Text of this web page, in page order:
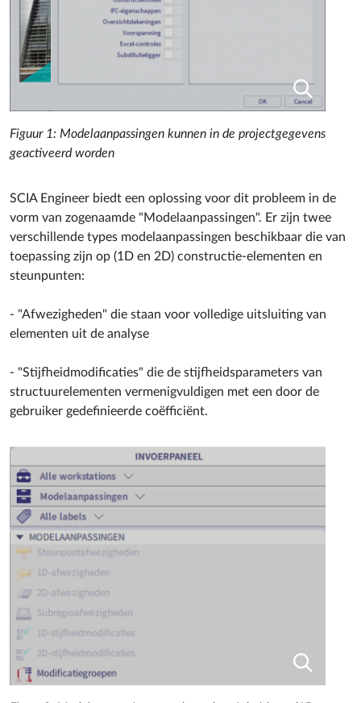
Figuur 1: Modelaanpassingen kunnen in de projectgegevens
geactiveerd worden
SCIA Engineer biedt een oplossing voor dit probleem in de
vorm van zogenaamde "Modelaanpassingen". Er zijn twee
verschillende types modelaanpassingen beschikbaar die van
toepassing zijn op (1D en 2D) constructie-elementen en
steunpunten:
- "Afwezigheden" die staan voor volledige uitsluiting van
elementen uit de analyse
- "Stijfheidmodificaties" die de stijfheidsparameters van
structuurelementen vermenigvuldigen met een door de
gebruiker gedefinieerde coëfficiënt.